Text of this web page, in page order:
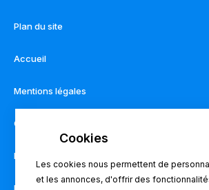
Plan du site
Accueil
Mentions légales
Contact
Règlement intérieur
Les cookies nous permettent de
et les annonces, d'offrir des